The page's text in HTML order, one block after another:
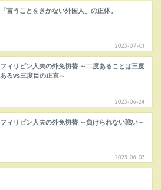
「言うことをきかない外国人」の正体。
2023-07-01
フィリピン人夫の外免切替 ～二度あることは三度
あるvs三度目の正直～
2023-06-24
フィリピン人夫の外免切替 ～負けられない戦い～
2023-06-03